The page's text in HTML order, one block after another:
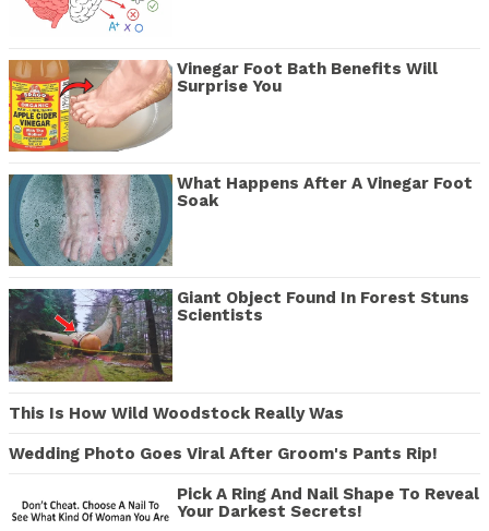
Vinegar Foot Bath Benefits Will
Surprise You
What Happens After A Vinegar Foot
Soak
Giant Object Found In Forest Stuns
Scientists
This Is How Wild Woodstock Really Was
Wedding Photo Goes Viral After Groom's Pants Rip!
Pick A Ring And Nail Shape To Reveal
Your Darkest Secrets!